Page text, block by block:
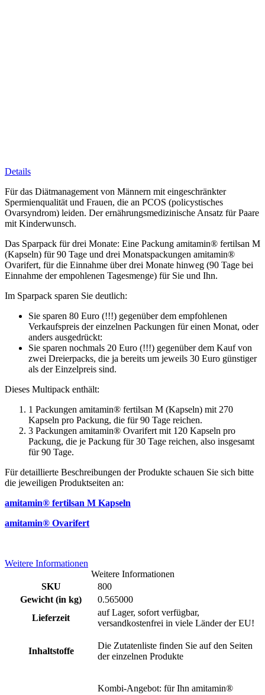
Details
Für das Diätmanagement von Männern mit eingeschränkter
Spermienqualität und Frauen, die an PCOS (policystisches
Ovarsyndrom) leiden. Der ernährungsmedizinische Ansatz für Paare
mit Kinderwunsch.
Das Sparpack für drei Monate: Eine Packung amitamin® fertilsan M
(Kapseln) für 90 Tage und drei Monatspackungen amitamin®
Ovarifert, für die Einnahme über drei Monate hinweg (90 Tage bei
Einnahme der empohlenen Tagesmenge) für Sie und Ihn.
Im Sparpack sparen Sie deutlich:
Sie sparen 80 Euro (!!!) gegenüber dem empfohlenen
Verkaufspreis der einzelnen Packungen für einen Monat, oder
anders ausgedrückt:
Sie sparen nochmals 20 Euro (!!!) gegenüber dem Kauf von
zwei Dreierpacks, die ja bereits um jeweils 30 Euro günstiger
als der Einzelpreis sind.
Dieses Multipack enthält:
1 Packungen amitamin® fertilsan M (Kapseln) mit 270
Kapseln pro Packung, die für 90 Tage reichen.
3 Packungen amitamin® Ovarifert mit 120 Kapseln pro
Packung, die je Packung für 30 Tage reichen, also insgesamt
für 90 Tage.
Für detaillierte Beschreibungen der Produkte schauen Sie sich bitte
die jeweiligen Produktseiten an:
amitamin® fertilsan M Kapseln
amitamin® Ovarifert
Weitere Informationen
Weitere Informationen
SKU
800
Gewicht (in kg)
0.565000
Lieferzeit
auf Lager, sofort verfügbar,
versandkostenfrei in viele Länder der EU!
Inhaltstoffe
Die Zutatenliste finden Sie auf den Seiten
der einzelnen Produkte
Kombi-Angebot: für Ihn amitamin®